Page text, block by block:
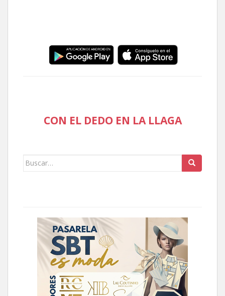
CON EL DEDO EN LA LLAGA
Buscar: